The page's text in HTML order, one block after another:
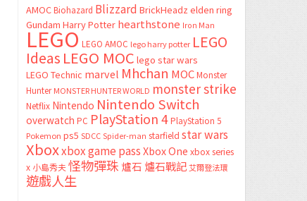
AMOC Biohazard Blizzard BrickHeadz elden ring
Gundam Harry Potter hearthstone Iron Man
LEGO LEGO AMOC lego harry potter LEGO
Ideas LEGO MOC lego star wars
LEGO Technic marvel Mhchan MOC Monster
Hunter MONSTER HUNTER WORLD monster strike
Netflix Nintendo Nintendo Switch
overwatch PC PlayStation 4 PlayStation 5
Pokemon ps5 SDCC Spider-man starfield star wars
Xboxxbox game passXbox One xbox series
x 小島秀夫怪物彈珠 爐石 爐石戰記艾爾登法環
遊戲人生